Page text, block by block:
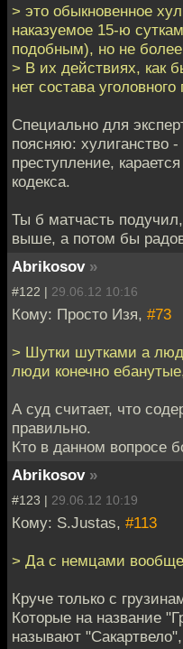
> это обыкновенное
наказуемое 15-ю
подобным), но не
> В их действиях, как
нет состава
Специально для
поясняю: хулиганство -
преступление,
кодекса.
Ты б матчасть
выше, а потом бы
Abrikosov »
#122 | 29.06.12 10:16
Кому: Просто Изя, #73
> Шутки шутками а
люди конечно
А суд считает, что
правильно.
Кто в данном вопросе
Abrikosov »
#123 | 29.06.12 10:19
Кому: S.Justas, #113
> Да с немцами вообще
Круче только с
Которые на название
называют